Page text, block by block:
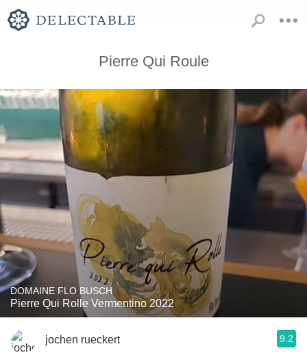
Pierre Qui Roule
DOMAINE FLO BUSCH
Pierre Qui Rolle Vermentino 2022
jochen rueckert 9.2